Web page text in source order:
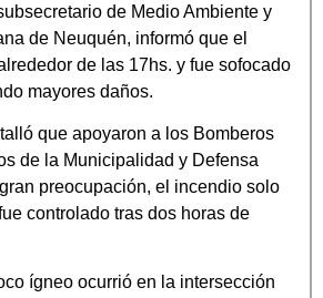
de Medio Ambiente y
de Neuquén, informó que el
de las 17hs. y fue sofocado
mayores daños.
que apoyaron a los Bomberos
de la Municipalidad y Defensa
preocupación, el incendio solo
controlado tras dos horas de
ígneo ocurrió en la intersección